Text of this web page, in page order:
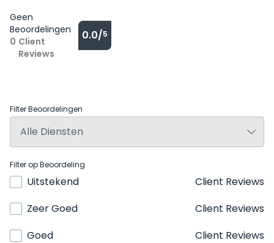
Geen
Beoordelingen
0 Client
Reviews
0.0/5
Filter Beoordelingen
Filter op Beoordeling
Uitstekend
Client Reviews
Zeer Goed
Client Reviews
Goed
Client Reviews